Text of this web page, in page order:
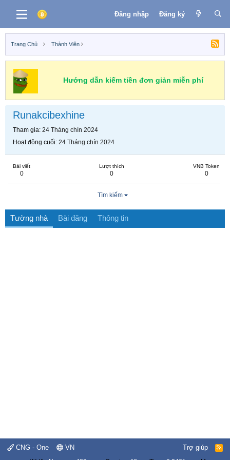
Đăng nhập Đăng ký
Trang Chủ Thành Viên
Hướng dẫn kiếm tiền đơn giản miễn phí
Runakcibexhine
Tham gia 24 Tháng chín 2024
Hoạt động cuối 24 Tháng chín 2024
Bài viết
0
Lượt thích
0
VNB Token
0
Tìm kiếm
Tường nhà Bài đăng Thông tin
CNG - One VN Trợ giúp
R